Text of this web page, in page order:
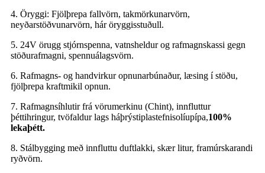
4. Öryggi: Fjölþrepa fallvörn, takmörkunarvörn,
neyðarstöðvunarvörn, hár öryggisstuðull.
5. 24V örugg stjórnspenna, vatnsheldur og rafmagnskassi gegn
stöðurafmagni, spennuálagsvörn.
6. Rafmagns- og handvirkur opnunarbúnaður, læsing í stöðu,
fjölþrepa kraftmikil opnun.
7. Rafmagnsíhlutir frá vörumerkinu (Chint), innfluttur
þéttihringur, tvöfaldur lags háþrýstiplastefnisolíupípa,100%
lekaþétt.
8. Stálbygging með innfluttu duftlakki, skær litur, framúrskarandi
ryðvörn.